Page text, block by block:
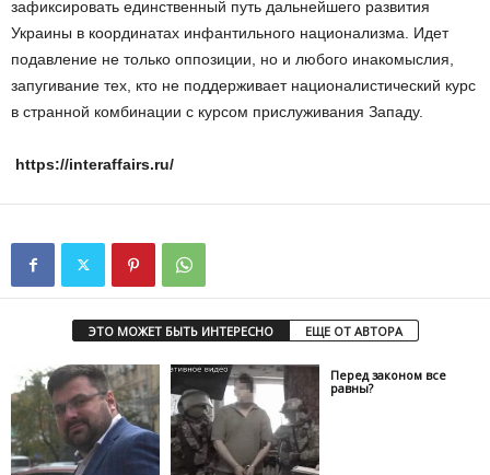
зафиксировать единственный путь дальнейшего развития
Украины в координатах инфантильного национализма. Идет
подавление не только оппозиции, но и любого инакомыслия,
запугивание тех, кто не поддерживает националистический курс
в странной комбинации с курсом прислуживания Западу.
https://interaffairs.ru/
ЭТО МОЖЕТ БЫТЬ ИНТЕРЕСНО ЕЩЕ ОТ АВТОРА
Перед законом все
равны?